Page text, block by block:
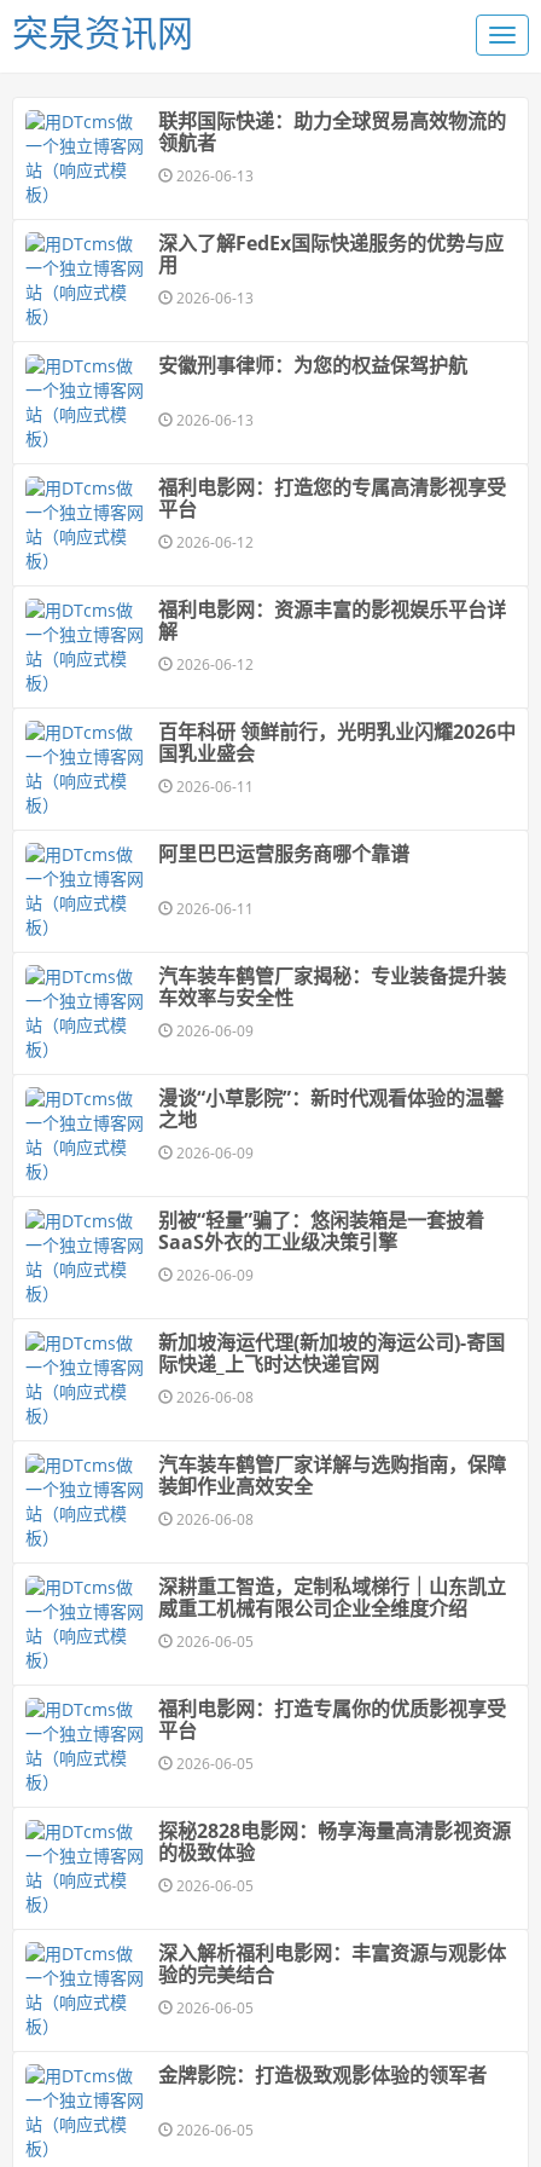
突泉资讯网
联邦国际快递：助力全球贸易高效物流的
领航者
2026-06-13
深入了解FedEx国际快递服务的优势与应
用
2026-06-13
安徽刑事律师：为您的权益保驾护航
2026-06-13
福利电影网：打造您的专属高清影视享受
平台
2026-06-12
福利电影网：资源丰富的影视娱乐平台详
解
2026-06-12
百年科研 领鲜前行，光明乳业闪耀2026中
国乳业盛会
2026-06-11
阿里巴巴运营服务商哪个靠谱
2026-06-11
汽车装车鹤管厂家揭秘：专业装备提升装
车效率与安全性
2026-06-09
漫谈“小草影院”：新时代观看体验的温馨
之地
2026-06-09
别被“轻量”骗了：悠闲装箱是一套披着
SaaS外衣的工业级决策引擎
2026-06-09
新加坡海运代理(新加坡的海运公司)-寄国
际快递_上飞时达快递官网
2026-06-08
汽车装车鹤管厂家详解与选购指南，保障
装卸作业高效安全
2026-06-08
深耕重工智造，定制私域梯行｜山东凯立
威重工机械有限公司企业全维度介绍
2026-06-05
福利电影网：打造专属你的优质影视享受
平台
2026-06-05
探秘2828电影网：畅享海量高清影视资源
的极致体验
2026-06-05
深入解析福利电影网：丰富资源与观影体
验的完美结合
2026-06-05
金牌影院：打造极致观影体验的领军者
2026-06-05